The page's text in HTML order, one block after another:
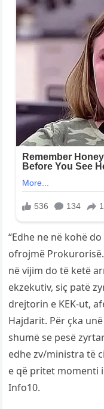
“Edhe ne në kohë
ofrojmë
në vijim do të ketë
ekzekutiv, siç patë
drejtorin e KEK-ut,
Hajdarit. Për çka
shumë se pesë
edhe zv/ministra të
e që pritet momenti
Info10.